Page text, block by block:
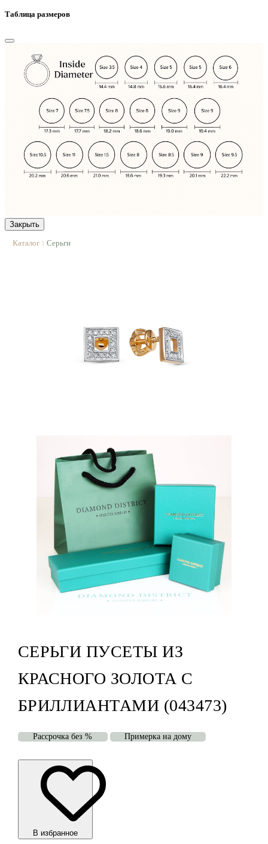
Таблица размеров
Закрыть
Каталог | Серьги
СЕРЬГИ ПУСЕТЫ ИЗ
КРАСНОГО ЗОЛОТА С
БРИЛЛИАНТАМИ (043473)
Рассрочка без % Примерка на дому
В избранноe